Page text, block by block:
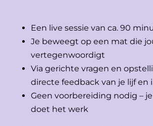
Een live sessie van ca. 90
Je beweegt op een mat die
vertegenwoordigt
Via gerichte vragen en
directe feedback van je lijf en
Geen voorbereiding nodig –
doet het werk